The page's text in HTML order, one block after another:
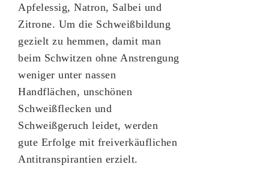
Apfelessig, Natron, Salbei und
Zitrone. Um die Schweißbildung
gezielt zu hemmen, damit man
beim Schwitzen ohne Anstrengung
weniger unter nassen
Handflächen, unschönen
Schweißflecken und
Schweißgeruch leidet, werden
gute Erfolge mit freiverkäuflichen
Antitranspirantien erzielt.